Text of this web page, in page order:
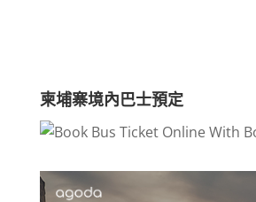
柬埔寨境內巴士預定